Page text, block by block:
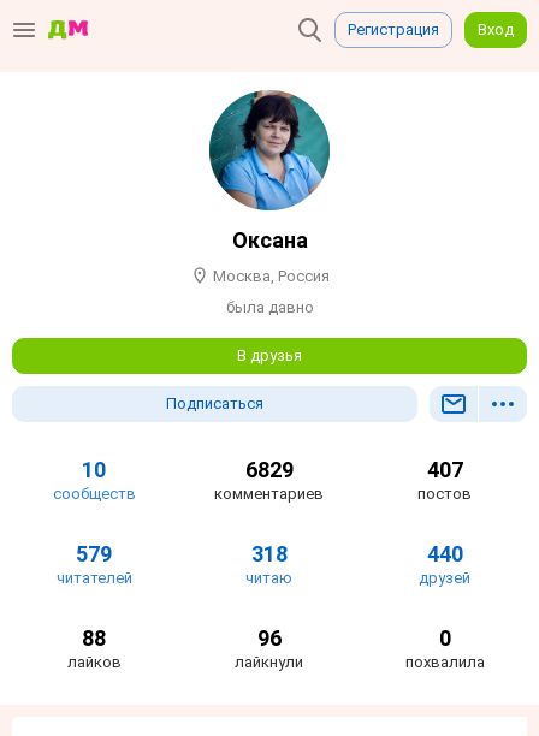
Регистрация Вход
Оксана
Москва, Россия
была давно
В друзья
Подписаться
10
сообществ
6829
комментариев
407
постов
579
читателей
318
читаю
440
друзей
88
лайков
96
лайкнули
0
похвалила